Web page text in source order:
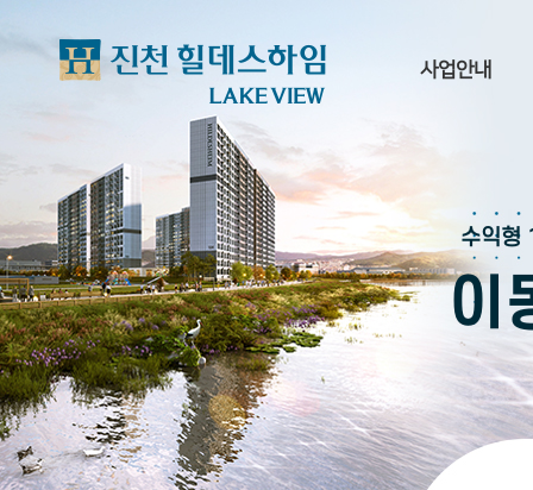
사업안내
사업개요
입지환경
프리미엄
브랜드
오시는길
단
수익형
이